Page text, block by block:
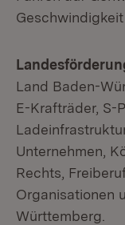
Land Baden-
E-Krafträder, S-
Unternehmen,
Rechts,
Organisationen
Württemberg.